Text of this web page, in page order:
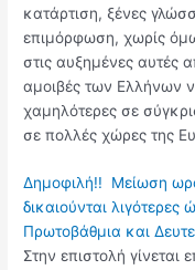
κατάρτιση, ξένες
επιμόρφωση, χωρίς
στις αυξημένες αυτές
αμοιβές των Ελλήνων
χαμηλότερες σε
σε πολλές χώρες της
Δημοφιλή!!
Μείωση
δικαιούνται
Πρωτοβάθμια και
Στην επιστολή